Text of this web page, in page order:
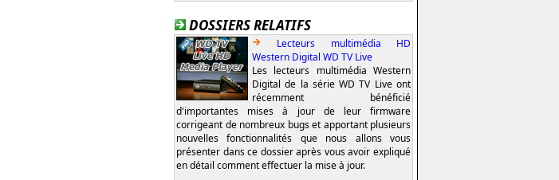
DOSSIERS RELATIFS
Lecteurs multimédia HD
Western Digital WD TV Live
Les lecteurs multimédia Western
Digital de la série WD TV Live ont
récemment bénéficié
d'importantes mises à jour de leur firmware
corrigeant de nombreux bugs et apportant plusieurs
nouvelles fonctionnalités que nous allons vous
présenter dans ce dossier après vous avoir expliqué
en détail comment effectuer la mise à jour.